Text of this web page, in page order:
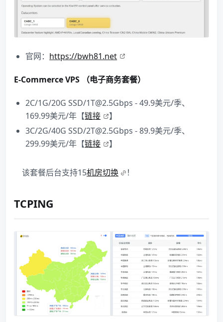
官网： https://bwh81.net
E-Commerce VPS （电子商务套餐）
2C/1G/20G SSD/1T@2.5Gbps - 49.9美元/季、
169.99美元/年【链接
】
3C/2G/40G SSD/2T@2.5Gbps - 89.9美元/季、
299.99美元/年【链接 】
该套餐后台支持15机房切换 ！
TCPING